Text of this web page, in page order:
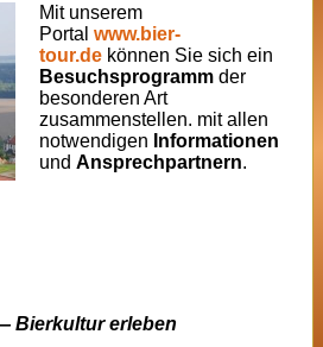
Mit unserem
Portalwww.bier-
tour.de können Sie sich ein
Besuchsprogramm der
besonderen Art
zusammenstellen. mit allen
notwendigen Informationen
undAnsprechpartnern.
Bierkultur erleben